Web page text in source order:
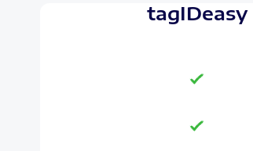
tagIDeasy